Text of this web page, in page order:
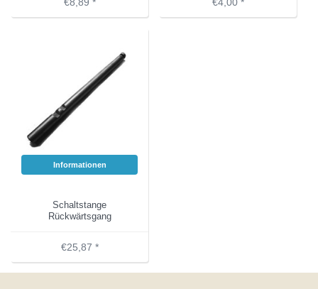
€8,89 * €4,00 *
Informationen
Schaltstange
Rückwärtsgang
€25,87 *